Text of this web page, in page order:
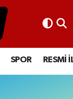
SPOR RESMİ